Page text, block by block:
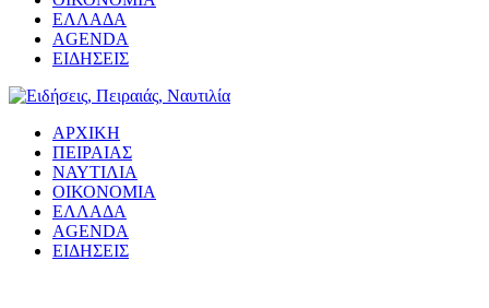
ΕΛΛΑΔΑ
AGENDA
ΕΙΔΗΣΕΙΣ
ΑΡΧΙΚΗ
ΠΕΙΡΑΙΑΣ
ΝΑΥΤΙΛΙΑ
ΟΙΚΟΝΟΜΙΑ
ΕΛΛΑΔΑ
AGENDA
ΕΙΔΗΣΕΙΣ